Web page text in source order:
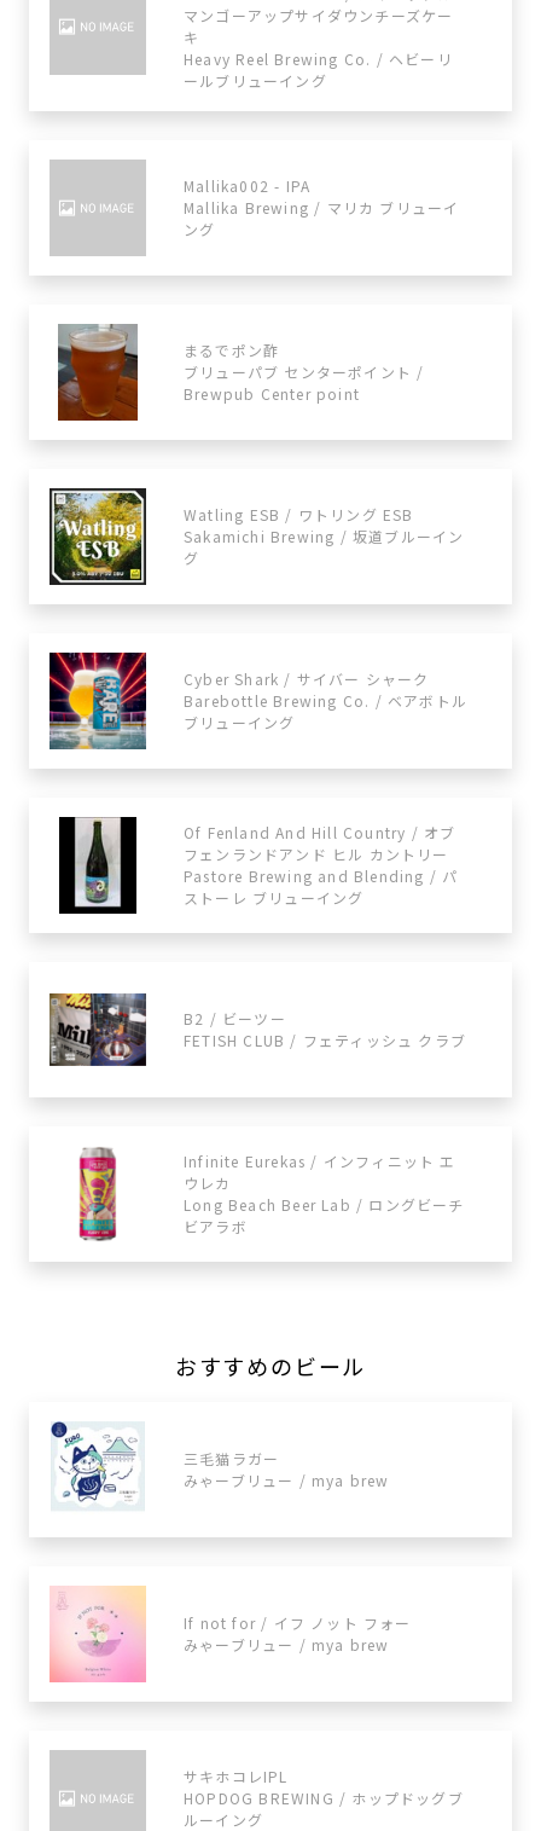
マンゴーアップサイダウンチーズケー
キ
Heavy Reel Brewing Co. / ヘビーリ
ールブリューイング
Mallika002 - IPA
Mallika Brewing / マリカ ブリューイ
ング
まるでポン酢
ブリューパブ センターポイント /
Brewpub Center point
Watling ESB / ワトリング ESB
Sakamichi Brewing / 坂道ブルーイン
グ
Cyber Shark / サイバー シャーク
Barebottle Brewing Co. / ベアボトル
ブリューイング
Of Fenland And Hill Country / オブ
フェンランドアンド ヒル カントリー
Pastore Brewing and Blending / パ
ストーレ ブリューイング
B2 / ビーツー
FETISH CLUB / フェティッシュ クラブ
Infinite Eurekas / インフィニット エ
ウレカ
Long Beach Beer Lab / ロングビーチ
ビアラボ
おすすめのビール
三毛猫ラガー
みゃーブリュー / mya brew
If not for / イフ ノット フォー
みゃーブリュー / mya brew
サキホコレIPL
HOPDOG BREWING / ホップドッグブ
ルーイング